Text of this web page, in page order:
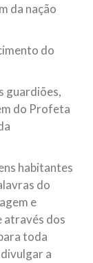
da nação
do
guardiões,
do Profeta
habitantes
do
e
através dos
toda
a